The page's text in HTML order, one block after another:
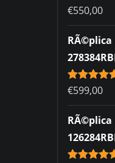
Rated5.00
out of 5
€550,00
RÃ©plica
Rated5.00
out of 5
€599,00
RÃ©plica